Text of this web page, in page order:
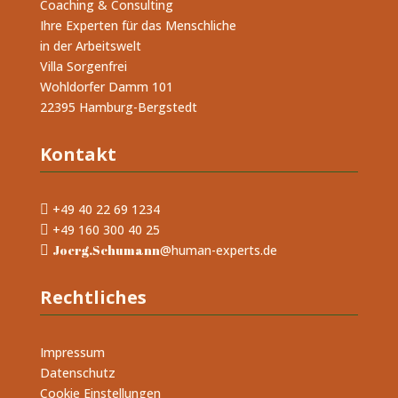
Coaching & Consulting
Ihre Experten für das Menschliche
in der Arbeitswelt
Villa Sorgenfrei
Wohldorfer Damm 101
22395 Hamburg-Bergstedt
Kontakt
 +49 40 22 69 1234
 +49 160 300 40 25
 Joerg.Schumann@human-experts.de
Rechtliches
Impressum
Datenschutz
Cookie Einstellungen